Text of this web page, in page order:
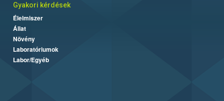
Gyakori kérdések
Élelmiszer
Állat
Növény
Laboratóriumok
Labor/Egyéb